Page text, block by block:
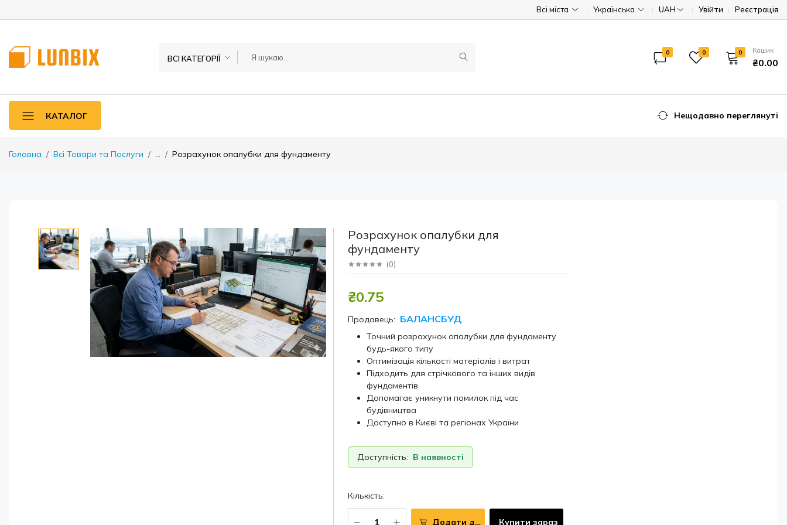
Всі міста Українська UAH Увійти Реєстрація
ВСІ КАТЕГОРІЇ
0 0 0 Кошик
₴0.00
КАТАЛОГ Нещодавно переглянуті
Головна Всі Товари та Послуги ... Розрахунок опалубки для фундаменту
Розрахунок опалубки для
фундаменту
(0)
₴0.75
Продавець: БАЛАНСБУД
Точний розрахунок опалубки для фундаменту
будь-якого типу
Оптимізація кількості матеріалів і витрат
Підходить для стрічкового та інших видів
фундаментів
Допомагає уникнути помилок під час
будівництва
Доступно в Києві та регіонах України
Доступність: В наявності
Кількість:
Додати до кошикаКупити зараз